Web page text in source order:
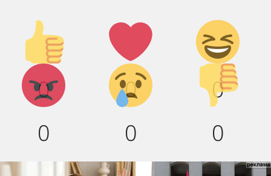
Палец
вверх!
0
Лайк!
0
Дикий
смех!
0
Агрессия!
0
Грусть :
(
0
Палец
вниз!
0